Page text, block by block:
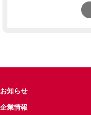
お知らせ
企業情報